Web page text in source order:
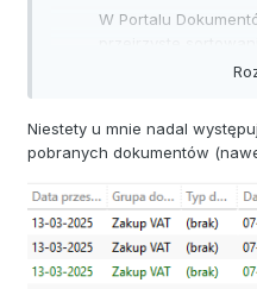
W Portalu
domyślnej wartości
Niestety u mnie nadal
pobranych dokumentów